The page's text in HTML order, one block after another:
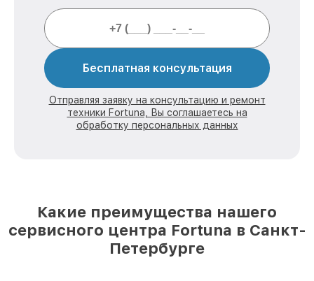
Бесплатная консультация
Отправляя заявку на консультацию и ремонт
техники Fortuna, Вы соглашаетесь на
обработку персональных данных
Какие преимущества нашего
сервисного центра Fortuna в Санкт-
Петербурге